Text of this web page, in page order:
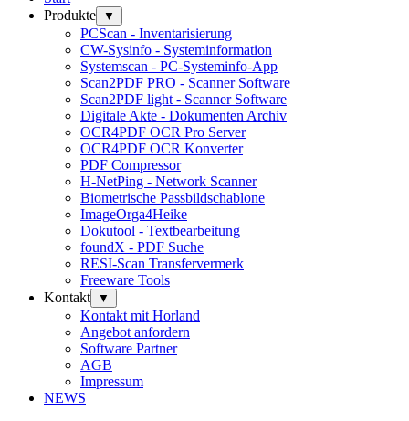
Produkte
▼
PCScan - Inventarisierung
CW-Sysinfo - Systeminformation
Systemscan - PC-Systeminfo-App
Scan2PDF PRO - Scanner Software
Scan2PDF light - Scanner Software
Digitale Akte - Dokumenten Archiv
OCR4PDF OCR Pro Server
OCR4PDF OCR Konverter
PDF Compressor
H-NetPing - Network Scanner
Biometrische Passbildschablone
ImageOrga4Heike
Dokutool - Textbearbeitung
foundX - PDF Suche
RESI-Scan Transfervermerk
Freeware Tools
Kontakt
▼
Kontakt mit Horland
Angebot anfordern
Software Partner
AGB
Impressum
NEWS